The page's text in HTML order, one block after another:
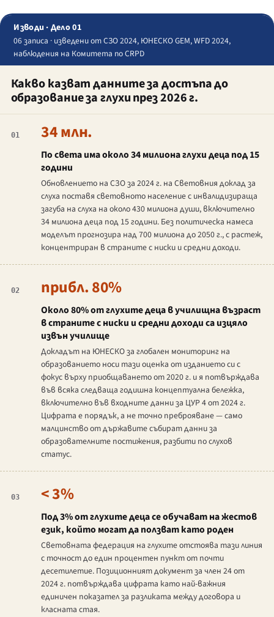
Изводи · Дело 01
06 записа · изведени от СЗО 2024, ЮНЕСКО GEM, WFD 2024,
наблюдения на Комитета по CRPD
Какво казват данните за достъпа до
образование за глухи през 2026 г.
01 34 млн.
По света има около 34 милиона глухи деца под 15
години
Обновлението на СЗО за 2024 г. на Световния доклад за
слуха поставя световното население с инвалидизираща
загуба на слуха на около 430 милиона души, включително
34 милиона деца под 15 години. Без политическа намеса
моделът прогнозира над 700 милиона до 2050 г., с растеж,
концентриран в страните с ниски и средни доходи.
02 прибл. 80%
Около 80% от глухите деца в училищна възраст
в страните с ниски и средни доходи са изцяло
извън училище
Докладът на ЮНЕСКО за глобален мониторинг на
образованието носи тази оценка от изданието си с
фокус върху приобщаването от 2020 г. и я потвърждава
във всяка следваща годишна концептуална бележка,
включително във входните данни за ЦУР 4 от 2024 г.
Цифрата е порядък, а не точно преброяване — само
малцинство от държавите събират данни за
образователните постижения, разбити по слухов
статус.
03 < 3%
Под 3% от глухите деца се обучават на жестов
език, който могат да ползват като роден
Световната федерация на глухите отстоява тази линия
с точност до един процентен пункт от почти
десетилетие. Позиционният документ за член 24 от
2024 г. потвърждава цифрата като най-важния
единичен показател за разликата между договора и
класната стая.